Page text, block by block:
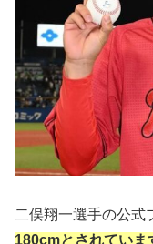
二俣翔一選手の公式
180cmとされていま